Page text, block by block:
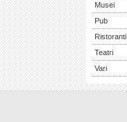
Musei
Pub
Ristoranti
Teatri
Vari